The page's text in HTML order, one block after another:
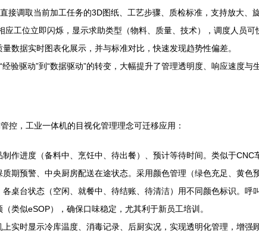
接调取当前加工任务的3D图纸、工艺步骤、质检标准，支持放大、
工位立即闪烁，显示求助类型（物料、质量、技术），调度人员可
数据实时图表化展示，并与标准对比，快速发现趋势性偏差。
验驱动”到“数据驱动”的转变，大幅提升了管理透明度、响应速度与
控，工业一体机的目视化管理理念可迁移应用：
作进度（备料中、烹饪中、待出餐）、预计等待时间。类似于CNC
期预警、中央厨房配送在途状态。采用颜色管理（绿色充足、黄色
桌台状态（空闲、就餐中、待结账、待清洁）用不同颜色标识。呼
类似eSOP），确保口味稳定，尤其利于新员工培训。
实时显示冷库温度、消毒记录、后厨实况，实现透明化管理，增强